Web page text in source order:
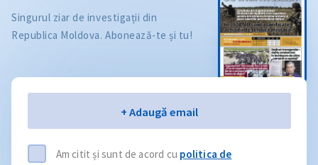
Singurul ziar de investigații din
Republica Moldova. Abonează-te și tu!
+ Adaugă email
Am citit și sunt de acord cu politica de